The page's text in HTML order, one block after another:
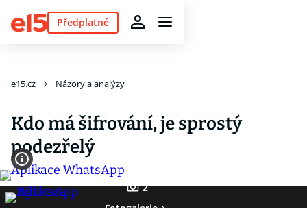
Předplatné
e15.cz Názory a analýzy
Kdo má šifrování, je sprostý
podezřelý
2
Fotogalerie